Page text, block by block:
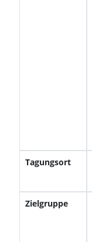
Zielgruppe
Tagungsort